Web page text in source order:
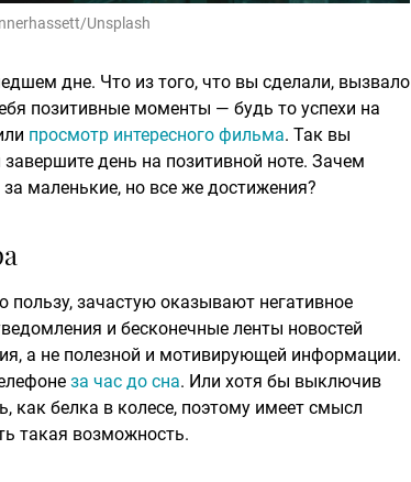
Unsplash
дне. Что из того, что вы сделали, вызвало
позитивные моменты — будь то успехи на
просмотр интересного фильма. Так вы
день на позитивной ноте. Зачем
маленькие, но все же достижения?
пользу, зачастую оказывают негативное
и бесконечные ленты новостей
а не полезной и мотивирующей информации.
за час до сна. Или хотя бы выключив
как белка в колесе, поэтому имеет смысл
такая возможность.